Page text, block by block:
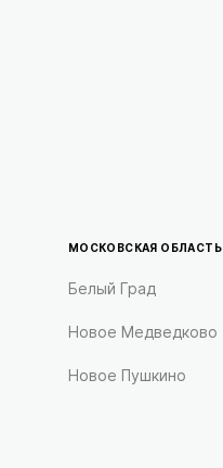
МОСКОВСКАЯ ОБЛАСТЬ
Белый Град
Новое Медведково
Новое Пушкино